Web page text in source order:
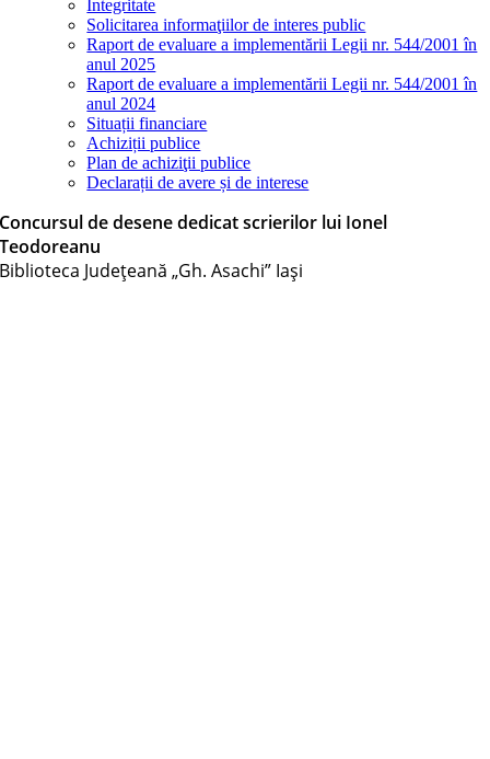
Integritate
Solicitarea informaţiilor de interes public
Raport de evaluare a implementării Legii nr. 544/2001 în
anul 2025
Raport de evaluare a implementării Legii nr. 544/2001 în
anul 2024
Situații financiare
Achiziții publice
Plan de achiziţii publice
Declarații de avere și de interese
Concursul de desene dedicat scrierilor lui Ionel
Teodoreanu
Biblioteca Judeţeană „Gh. Asachi” Iaşi